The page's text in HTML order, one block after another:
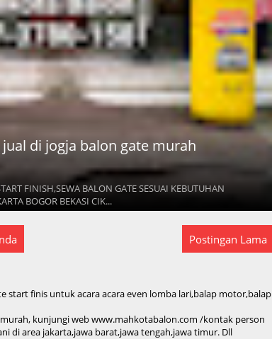
di jogja balon gate murah
FINISH,SEWA BALON GATE SESUAI KEBUTUHAN
BOGOR BEKASI CIK...
Postingan Lama
start finis untuk acara acara even lomba lari,balap motor,balap
kunjungi web www.mahkotabalon.com /kontak person
di area jakarta,jawa barat,jawa tengah,jawa timur. Dll